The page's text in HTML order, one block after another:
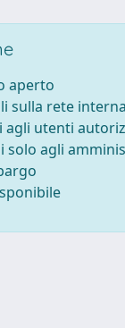
aperto
sulla rete interna
agli utenti
solo agli